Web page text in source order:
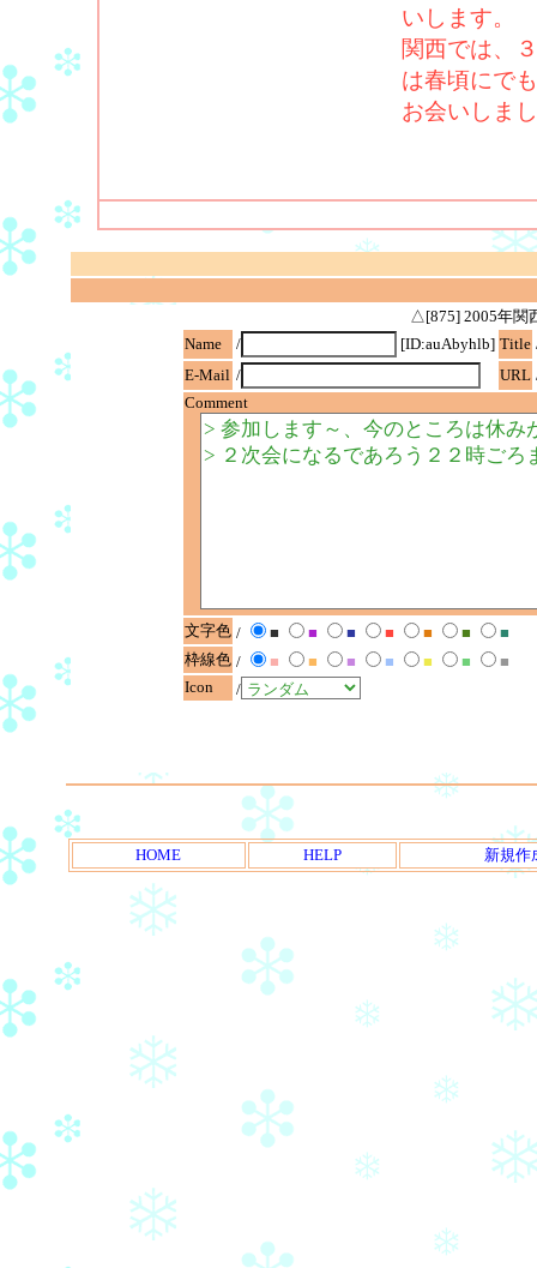
いします。
関西では、
は春頃にでも
お会いしま
△[875] 2005年関
Name
/ [ID:auAbyhlb] Title
E-Mail / URL
Comment
文字色 / ■ ■ ■ ■ ■ ■
■
枠線色 / ■ ■ ■ ■ ■ ■
■
Icon
/
HOME HELP 新規作